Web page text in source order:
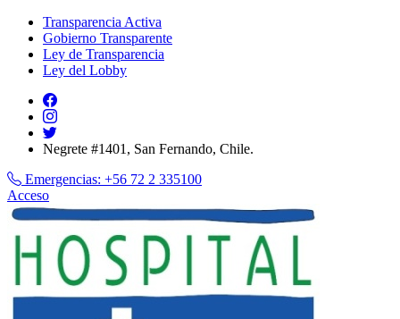
Transparencia Activa
Gobierno Transparente
Ley de Transparencia
Ley del Lobby
Negrete #1401, San Fernando, Chile.
Emergencias: +56 72 2 335100
Acceso